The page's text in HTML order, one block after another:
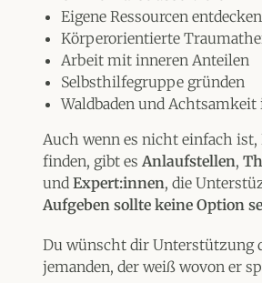
Eigene Ressourcen
Körperorientierte
Arbeit mit inneren Anteilen
Selbsthilfegruppe gründen
Waldbaden und
Auch wenn es nicht einfach
finden, gibt esAnlaufstellen,
undExpert:innen, die
Aufgeben sollte keine Option
Du wünscht dir Unterstützung
jemanden, der weiß wovon er